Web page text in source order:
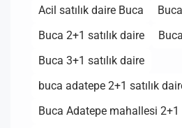
Acil satılık daire Buca
Buca 2+1 satılık daire
Buca 3+1 satılık daire
buca adatepe 2+1 satılık
Buca Adatepe mahallesi 2+1